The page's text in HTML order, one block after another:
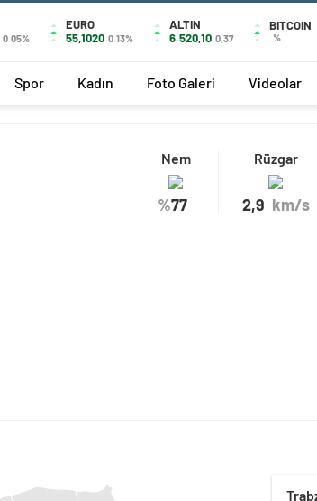
0.05%
EURO
55,1020 0.13%
ALTIN
6.520,10 0,37
BITCOIN
%
Spor Kadın Foto Galeri Videolar
Nem
%77
Rüzgar
2,9 km/s